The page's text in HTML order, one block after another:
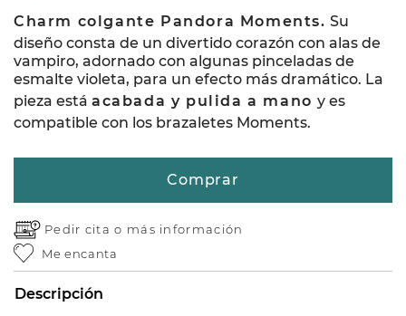
Charm colgante Pandora Moments. Su
diseño consta de un divertido corazón con alas de
vampiro, adornado con algunas pinceladas de
esmalte violeta, para un efecto más dramático. La
pieza está acabada y pulida a manoy es
compatible con los brazaletes Moments.
Comprar
Pedir cita o más información
Me encanta
Descripción